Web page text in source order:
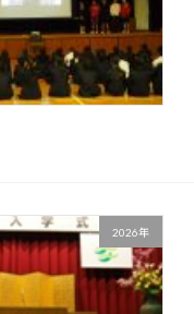
2026年